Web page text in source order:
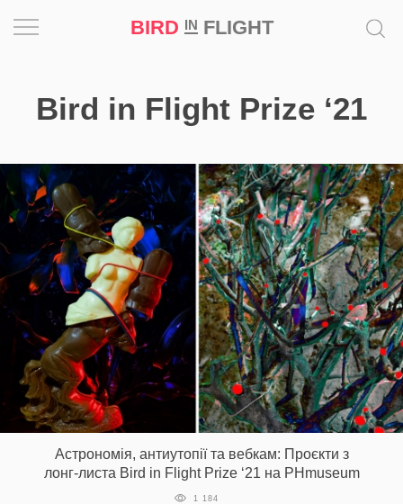
BIRD INFLIGHT
Bird in Flight Prize ‘21
Астрономія, антиутопії та вебкам: Проєкти з
лонг-листа Bird in Flight Prize ‘21 на PHmuseum
1 184